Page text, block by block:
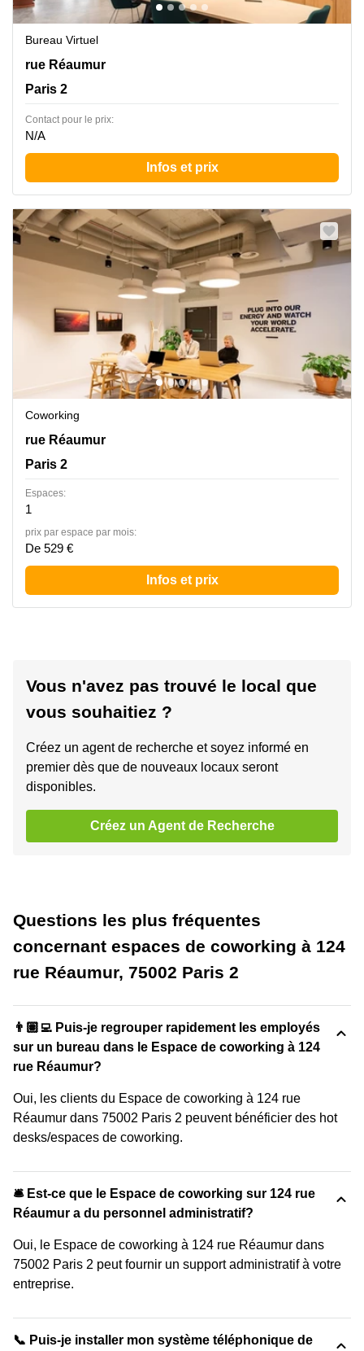
Bureau Virtuel
124 rue Réaumur, Paris 2
rue Réaumur
Paris 2
Contact pour le prix:
N/A
Infos et prix
Coworking
124 rue Réaumur, Paris 2
rue Réaumur
Paris 2
Espaces:
1
prix par espace par mois:
De 529 €
Infos et prix
Vous n'avez pas trouvé le local que
vous souhaitiez ?
Créez un agent de recherche et soyez informé en
premier dès que de nouveaux locaux seront
disponibles.
Créez un Agent de Recherche
Questions les plus fréquentes
concernant espaces de coworking à 124
rue Réaumur, 75002 Paris 2
👨🏽‍💻 Puis-je regrouper rapidement les employés
sur un bureau dans le Espace de coworking à 124
rue Réaumur?
Oui, les clients du Espace de coworking à 124 rue
Réaumur dans 75002 Paris 2 peuvent bénéficier des hot
desks/espaces de coworking.
🛎 Est-ce que le Espace de coworking sur 124 rue
Réaumur a du personnel administratif?
Oui, le Espace de coworking à 124 rue Réaumur dans
75002 Paris 2 peut fournir un support administratif à votre
entreprise.
📞 Puis-je installer mon système téléphonique de